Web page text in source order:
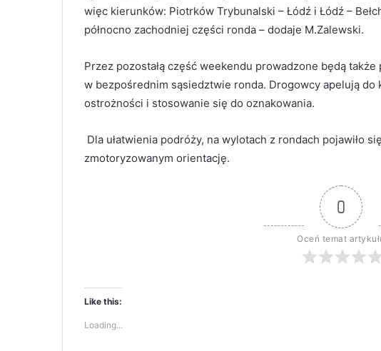
więc kierunków: Piotrków Trybunalski – Łódź i Łódź –
północno zachodniej części ronda – dodaje M.Zalewski.
Przez pozostałą część weekendu prowadzone będą
w bezpośrednim sąsiedztwie ronda. Drogowcy apelują
ostrożności i stosowanie się do oznakowania.
Dla ułatwienia podróży, na wylotach z rondach pojawiło
zmotoryzowanym orientację.
0
Oceń temat
Like this:
Loading...